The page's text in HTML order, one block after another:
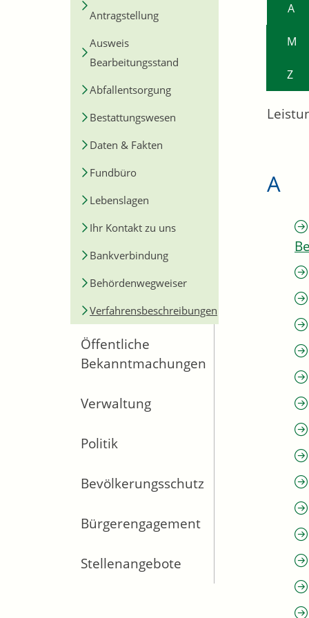
Antragstellung
Ausweis
Bearbeitungsstand
Abfallentsorgung
Bestattungswesen
Daten & Fakten
Fundbüro
Lebenslagen
Ihr Kontakt zu uns
Bankverbindung
Behördenwegweiser
Verfahrensbeschreibungen
Öffentliche
Bekanntmachungen
Verwaltung
Politik
Bevölkerungsschutz
Bürgerengagement
Stellenangebote
A
M
Z
A